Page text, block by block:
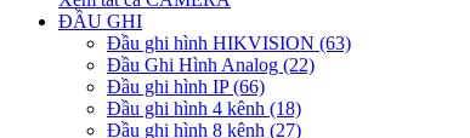
ĐẦU GHI
Đầu ghi hình HIKVISION (63)
Đầu Ghi Hình Analog (22)
Đầu ghi hình IP (66)
Đầu ghi hình 4 kênh (18)
Đầu ghi hình 8 kênh (27)